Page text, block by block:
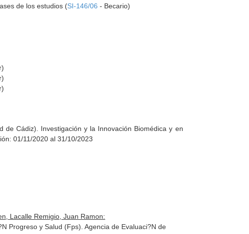
de los estudios (SI-146/06 - Becario)
Cádiz). Investigación y la Innovación Biomédica y en
01/11/2020 al 31/10/2023
Lacalle Remigio, Juan Ramon:
Progreso y Salud (Fps). Agencia de Evaluaci?N de